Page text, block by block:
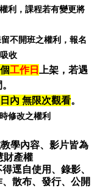
利，課程若有變更將
留不開班之權利，報名
收
工作日 上架，若遇
內 無限次觀看。
修改之權利
學內容、影片皆為
財產權
逕自使用、錄影、
散布、發行、公開